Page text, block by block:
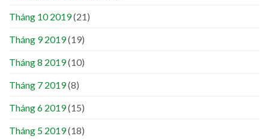
Tháng 10 2019(21)
Tháng 9 2019(19)
Tháng 8 2019(10)
Tháng 7 2019(8)
Tháng 6 2019(15)
Tháng 5 2019(18)